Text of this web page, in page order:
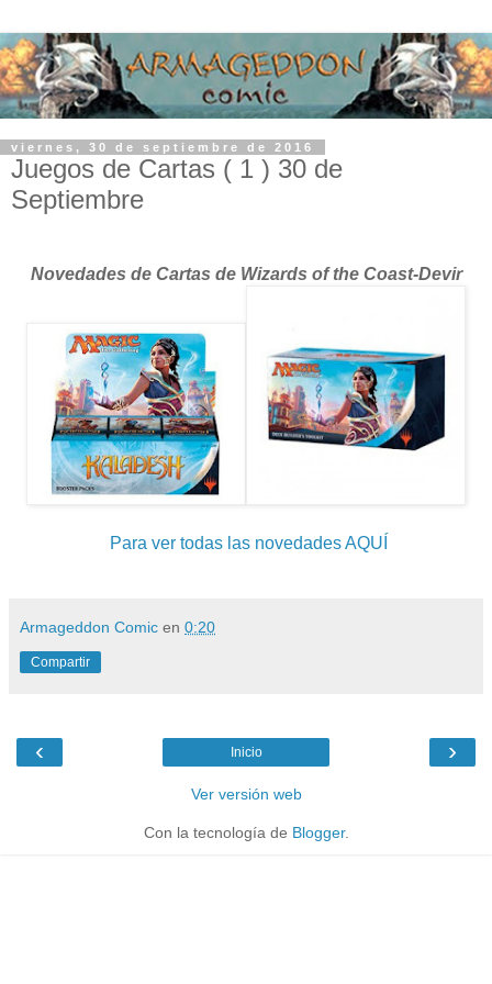
viernes, 30 de septiembre de 2016
Juegos de Cartas ( 1 ) 30 de
Septiembre
Novedades de Cartas de Wizards of the Coast-Devir
Para ver todas las novedades AQUÍ
Armageddon Comic en 0:20
Compartir
‹ ›
Inicio
Ver versión web
Con la tecnología de Blogger.